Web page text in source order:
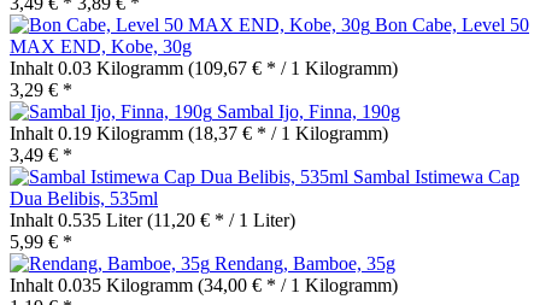
Bon Cabe, Level 50
MAX END, Kobe, 30g
Inhalt 0.03 Kilogramm (109,67 € * / 1 Kilogramm)
3,29 € *
Sambal Ijo, Finna, 190g
Inhalt 0.19 Kilogramm (18,37 € * / 1 Kilogramm)
3,49 € *
Sambal Istimewa Cap
Dua Belibis, 535ml
Inhalt 0.535 Liter(11,20 € * / 1 Liter)
5,99 € *
Rendang, Bamboe, 35g
Inhalt 0.035 Kilogramm (34,00 € * / 1 Kilogramm)